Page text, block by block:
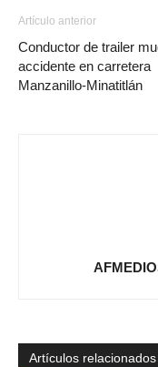
Artículo anterior
Conductor de trailer
accidente en carretera
Manzanillo-Minatitlán
Artículos relacionados